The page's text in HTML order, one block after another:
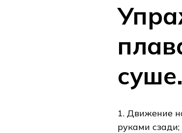
1. Движение
руками